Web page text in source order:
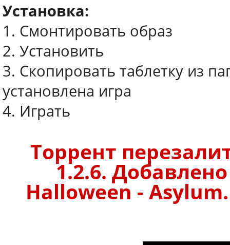
Установка:
1. Смонтировать образ
2. Установить
3. Скопировать таблетку из
установлена игра
4. Играть
Торрент
1.2.6.
Halloween -